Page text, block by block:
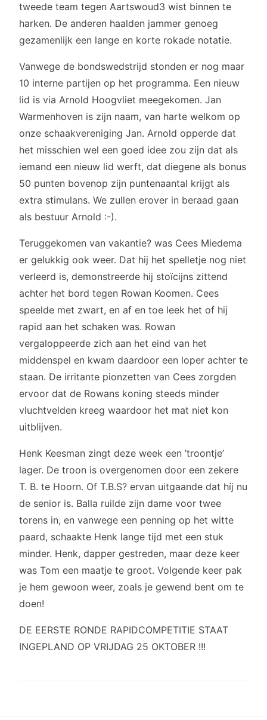
tweede team tegen Aartswoud3 wist binnen te
harken. De anderen haalden jammer genoeg
gezamenlijk een lange en korte rokade notatie.
Vanwege de bondswedstrijd stonden er nog maar
10 interne partijen op het programma. Een nieuw
lid is via Arnold Hoogvliet meegekomen. Jan
Warmenhoven is zijn naam, van harte welkom op
onze schaakvereniging Jan. Arnold opperde dat
het misschien wel een goed idee zou zijn dat als
iemand een nieuw lid werft, dat diegene als bonus
50 punten bovenop zijn puntenaantal krijgt als
extra stimulans. We zullen erover in beraad gaan
als bestuur Arnold :-).
Teruggekomen van vakantie? was Cees Miedema
er gelukkig ook weer. Dat hij het spelletje nog niet
verleerd is, demonstreerde hij stoïcijns zittend
achter het bord tegen Rowan Koomen. Cees
speelde met zwart, en af en toe leek het of hij
rapid aan het schaken was. Rowan
vergaloppeerde zich aan het eind van het
middenspel en kwam daardoor een loper achter te
staan. De irritante pionzetten van Cees zorgden
ervoor dat de Rowans koning steeds minder
vluchtvelden kreeg waardoor het mat niet kon
uitblijven.
Henk Keesman zingt deze week een ’troontje’
lager. De troon is overgenomen door een zekere
T. B. te Hoorn. Of T.B.S? ervan uitgaande dat híj nu
de senior is. Balla ruilde zijn dame voor twee
torens in, en vanwege een penning op het witte
paard, schaakte Henk lange tijd met een stuk
minder. Henk, dapper gestreden, maar deze keer
was Tom een maatje te groot. Volgende keer pak
je hem gewoon weer, zoals je gewend bent om te
doen!
DE EERSTE RONDE RAPIDCOMPETITIE STAAT
INGEPLAND OP VRIJDAG 25 OKTOBER !!!